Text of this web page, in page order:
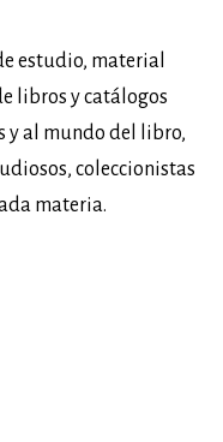
estudio, material
libros y catálogos
y al mundo del libro,
coleccionistas
materia.